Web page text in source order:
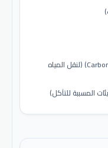
أنابيب الفولاذ الكربوني (Carbon Steel Pipes) (لنقل المياه